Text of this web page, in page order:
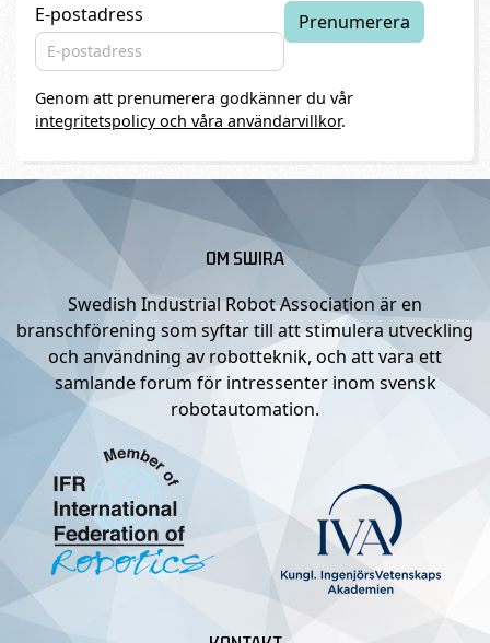
E-postadress
Genom att prenumerera godkänner du vår
integritetspolicy och våra användarvillkor.
OM SWIRA
Swedish Industrial Robot Association är en
branschförening som syftar till att stimulera utveckling
och användning av robotteknik, och att vara ett
samlande forum för intressenter inom svensk
robotautomation.